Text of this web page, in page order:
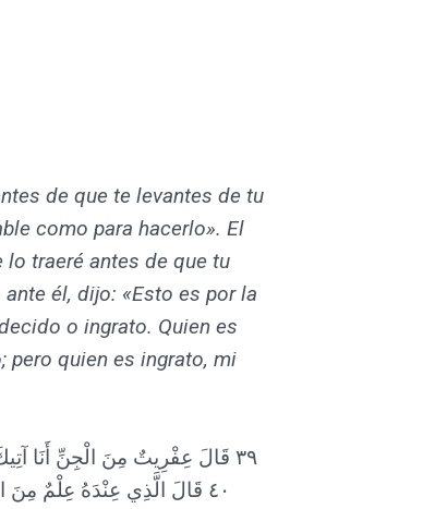
de que te levantes de tu
como para hacerlo». El
traeré antes de que tu
él, dijo: «Esto es por la
o ingrato. Quien es
pero quien es ingrato, mi
٣٩ قَالَ عِفْرِيتٌ مِنَ الْجِنِّ أَنَا آتِيكَ بِهِ قَبْلَ أَنْ تَقُومَ مِنْ مَقَامِكَ ۖ وَإِنِّي عَلَيْهِ لَقَوِيٌّ أَمِينٌ
٤٠ قَالَ الَّذِي عِنْدَهُ عِلْمٌ